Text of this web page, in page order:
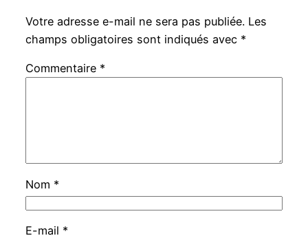
Votre adresse e-mail ne sera pas publiée. Les
champs obligatoires sont indiqués avec *
Commentaire *
Nom *
E-mail *